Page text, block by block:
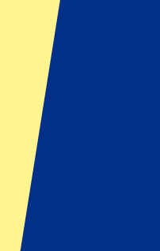
Liverpool
Manchester United
Manchester City
FC Barcelona
Real Madrid
Napoli
AC Milan
Événements populaires
Tous les sports